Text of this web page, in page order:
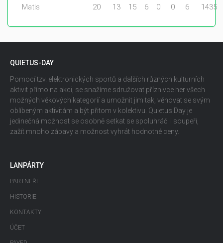
Matis 20 13 15 6 0 0 6 1435
QUIETUS-DAY
Pomocí tzv. elektronických sportů a dalších různých kulturních
aktivit přímo na akci, se snažíme sdružovat příznivce her všech
možných věkových kategorií a umožnit jim tak, věnovat se svým
oblíbeným aktivitám a být přitom v kolektivu. Quietus Day je
jedinečná možnost se osobně setkat se spoluhráči i soupeři,
zažít mnoho zábavy a možnost vyhrát hodnotné ceny.
LANPÁRTY
PARTNEŘI
HISTORIE
KONTAKTY
ÚČET